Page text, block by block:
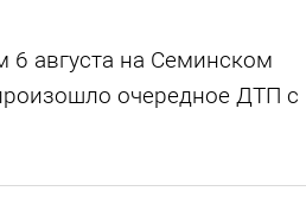
6 августа на Семинском
очередное ДТП с